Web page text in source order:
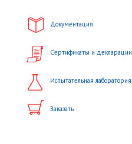
Документация
Сертификаты и декларации
Испытательная лаборатория
Заказать